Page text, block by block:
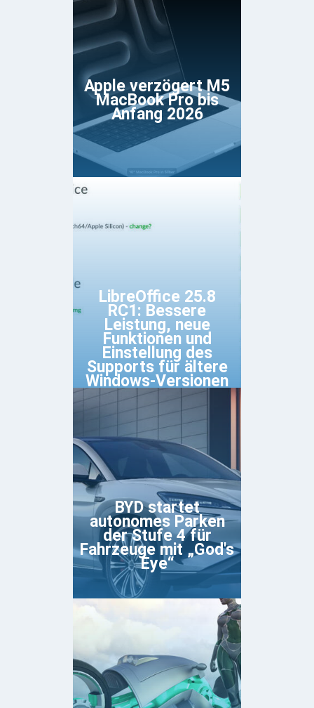
Apple verzögert M5
MacBook Pro bis
Anfang 2026
LibreOffice 25.8
RC1: Bessere
Leistung, neue
Funktionen und
Einstellung des
Supports für ältere
Windows-Versionen
BYD startet
autonomes Parken
der Stufe 4 für
Fahrzeuge mit „God's
Eye“